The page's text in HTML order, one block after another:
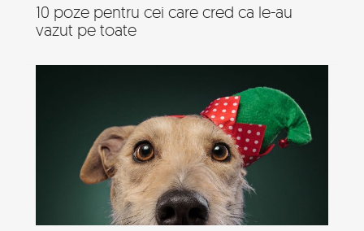
10 poze pentru cei care cred ca le-au
vazut pe toate